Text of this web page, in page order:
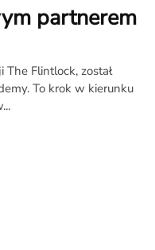
partnerem
The Flintlock, został
To krok w kierunku